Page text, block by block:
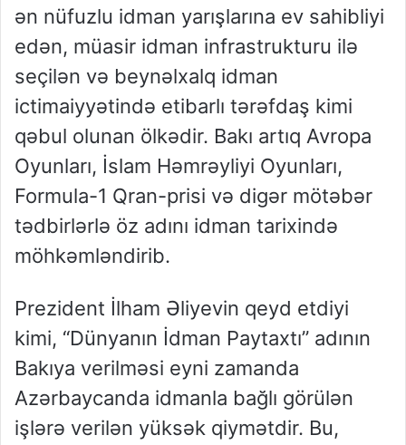
ən nüfuzlu idman yarışlarına ev sahibliyi
edən, müasir idman infrastrukturu ilə
seçilən və beynəlxalq idman
ictimaiyyətində etibarlı tərəfdaş kimi
qəbul olunan ölkədir. Bakı artıq Avropa
Oyunları, İslam Həmrəyliyi Oyunları,
Formula-1 Qran-prisi və digər mötəbər
tədbirlərlə öz adını idman tarixində
möhkəmləndirib.
Prezident İlham Əliyevin qeyd etdiyi
kimi, “Dünyanın İdman Paytaxtı” adının
Bakıya verilməsi eyni zamanda
Azərbaycanda idmanla bağlı görülən
işlərə verilən yüksək qiymətdir. Bu,